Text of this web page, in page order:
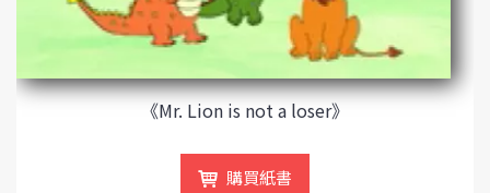
《Mr. Lion is not a loser》
購買紙書